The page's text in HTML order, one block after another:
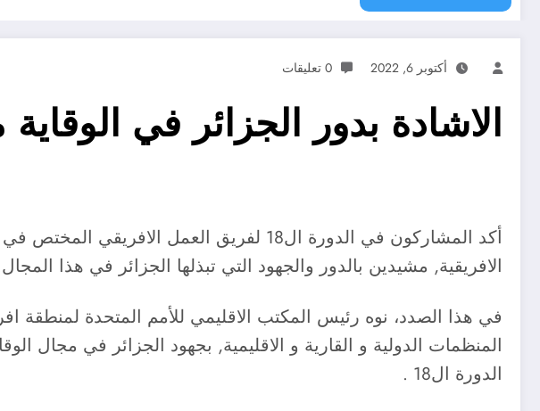
أكتوبر 6, 2022 0 تعليقات
الاشادة بدور الجزائر في
أكد المشاركون في الدورة ال18 لفريق
الافريقية, مشيدين بالدور والجهود التي تبذلها الجزائر في هذا
في هذا الصدد، نوه رئيس المكتب الاقليمي للأمم المتحدة لمنطقة
المنظمات الدولية و القارية و الاقليمية, بجهود الجزائر في مجال
الدورة ال18 .